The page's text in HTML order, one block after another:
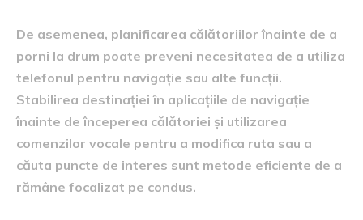
De asemenea, planificarea călătoriilor înainte de a
porni la drum poate preveni necesitatea de a utiliza
telefonul pentru navigație sau alte funcții.
Stabilirea destinației în aplicațiile de navigație
înainte de începerea călătoriei și utilizarea
comenzilor vocale pentru a modifica ruta sau a
căuta puncte de interes sunt metode eficiente de a
rămâne focalizat pe condus.